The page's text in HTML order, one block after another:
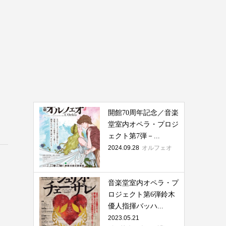
開館70周年記念／音楽
堂室内オペラ・プロジ
ェクト第7弾－...
2024.09.28 オルフェオ
音楽堂室内オペラ・プ
ロジェクト第6弾鈴木
優人指揮バッハ...
2023.05.21